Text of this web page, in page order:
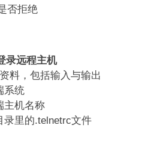
否拒绝
录远程主机
料，包括输入与输出
系统
主机名称
录里的.telnetrc文件